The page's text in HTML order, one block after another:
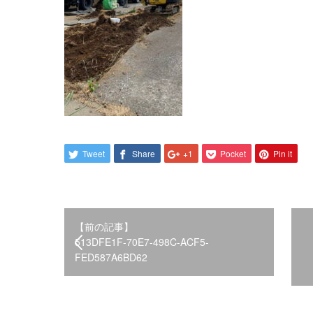
Tweet Share +1 Pocket Pin it
【前の記事】
513DFE1F-70E7-498C-ACF5-
FED587A6BD62